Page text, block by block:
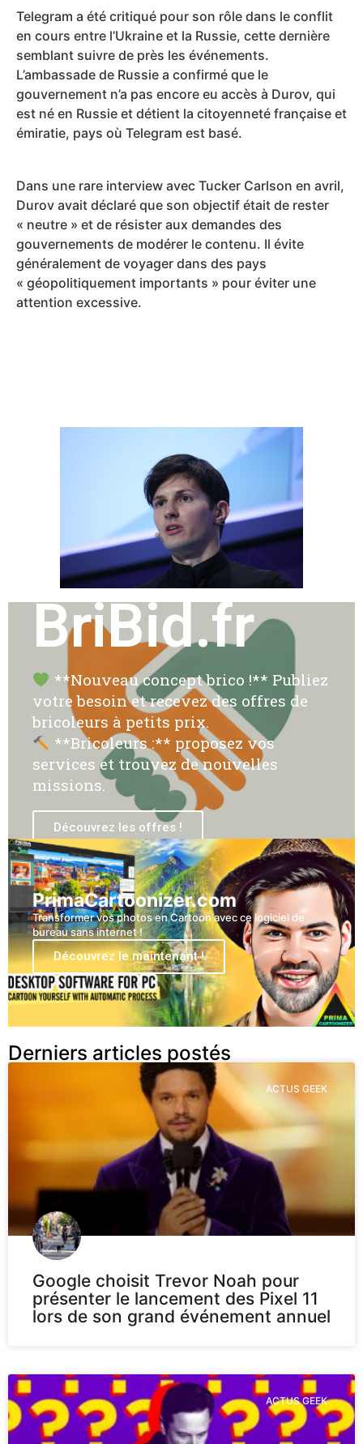
Telegram a été critiqué pour son rôle dans le conflit
en cours entre l’Ukraine et la Russie, cette dernière
semblant suivre de près les événements.
L’ambassade de Russie a confirmé que le
gouvernement n’a pas encore eu accès à Durov, qui
est né en Russie et détient la citoyenneté française et
émiratie, pays où Telegram est basé.
Dans une rare interview avec Tucker Carlson en avril,
Durov avait déclaré que son objectif était de rester
« neutre » et de résister aux demandes des
gouvernements de modérer le contenu. Il évite
généralement de voyager dans des pays
« géopolitiquement importants » pour éviter une
attention excessive.
BriBid.fr
**Nouveau concept brico !** Publiez
votre besoin et recevez des offres de
bricoleurs à petits prix.
**Bricoleurs :** proposez vos
services et trouvez de nouvelles
missions.
Découvrez les offres !
PrimaCartoonizer.com
Transformer vos photos en Cartoon avec ce logiciel de
bureau sans internet !
Découvrez le maintenant !
Derniers articles postés
ACTUS GEEK
Google choisit Trevor Noah pour
présenter le lancement des Pixel 11
lors de son grand événement annuel
ACTUS GEEK